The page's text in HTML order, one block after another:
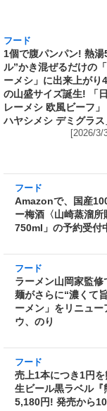
の山盛サイズ誕生! 「日
レーメシ 欧風ビーフ
ハヤシメシ デミグラ
[2026/3/
Amazonで、国産
ー梅酒〈山崎蒸溜
750ml」の予約受
フード
ラーメン山岡家監修
麺がさらに“濃くて
ーメン」をリニュ
ウ、のり
フード
売上1本につき1円
生ビール黒ラベル
5,180円! 発売から
フード